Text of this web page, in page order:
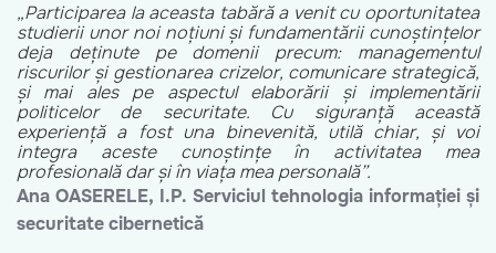
„Participarea la aceasta tabără a venit cu oportunitatea
studierii unor noi noțiuni și fundamentării cunoștințelor
deja deținute pe domenii precum: managementul
riscurilor și gestionarea crizelor, comunicare strategică,
și mai ales pe aspectul elaborării și implementării
politicelor de securitate. Cu siguranță această
experiență a fost una binevenită, utilă chiar, și voi
integra aceste cunoștințe în activitatea mea
profesională dar și în viața mea personală”.
Ana OASERELE, I.P. Serviciul tehnologia informației și
securitate cibernetică